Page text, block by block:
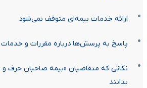
ارائه خدمات بیمه‌ای متوقف نمی‌شود
پاسخ به پرسش‌ها درباره مقررات و خدمات
نکاتی که متقاضیان «بیمه صاحبان حرف و
بدانند